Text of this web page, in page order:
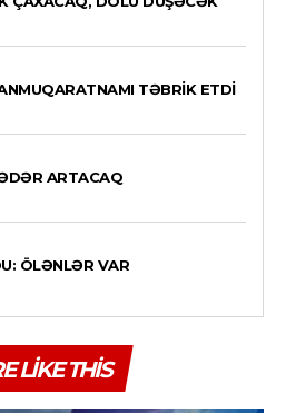
TƏBRIK ETDI
ARTACAQ
ÖLƏNLƏR VAR
LIKE THIS